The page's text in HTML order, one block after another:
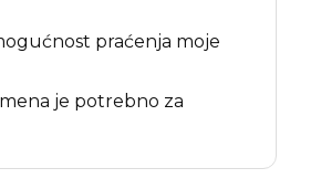
praćenja moje
je potrebno za